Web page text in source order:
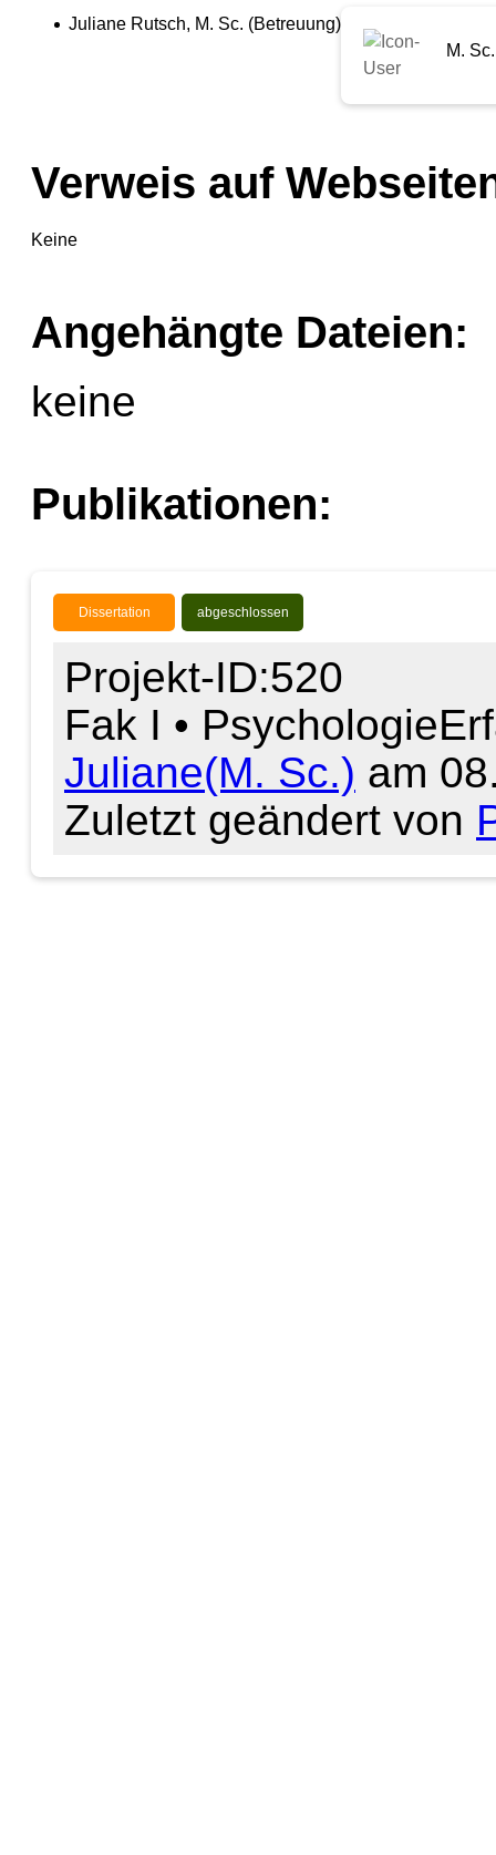
Juliane Rutsch, M. Sc. (Betreuung)
M.
Verweis auf
Keine
Angehängte Dateien:
keine
Publikationen:
Dissertation abgeschlossen
Projekt-ID:520
Fak I • Psychologie
Juliane(M. Sc.) am
Zuletzt geändert von